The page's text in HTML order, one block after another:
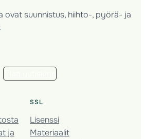
ovat suunnistus, hiihto-, pyörä- ja
ja
SSL
Lisenssi
Materiaalit